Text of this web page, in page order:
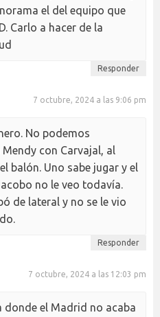
el del equipo que
Carlo a hacer de la
Responder
7 octubre, 2024 a las 9:06 pm
No podemos
con Carvajal, al
balón. Uno sabe jugar y el
no le veo todavía.
de lateral y no se le vio
Responder
7 octubre, 2024 a las 12:03 pm
donde el Madrid no acaba